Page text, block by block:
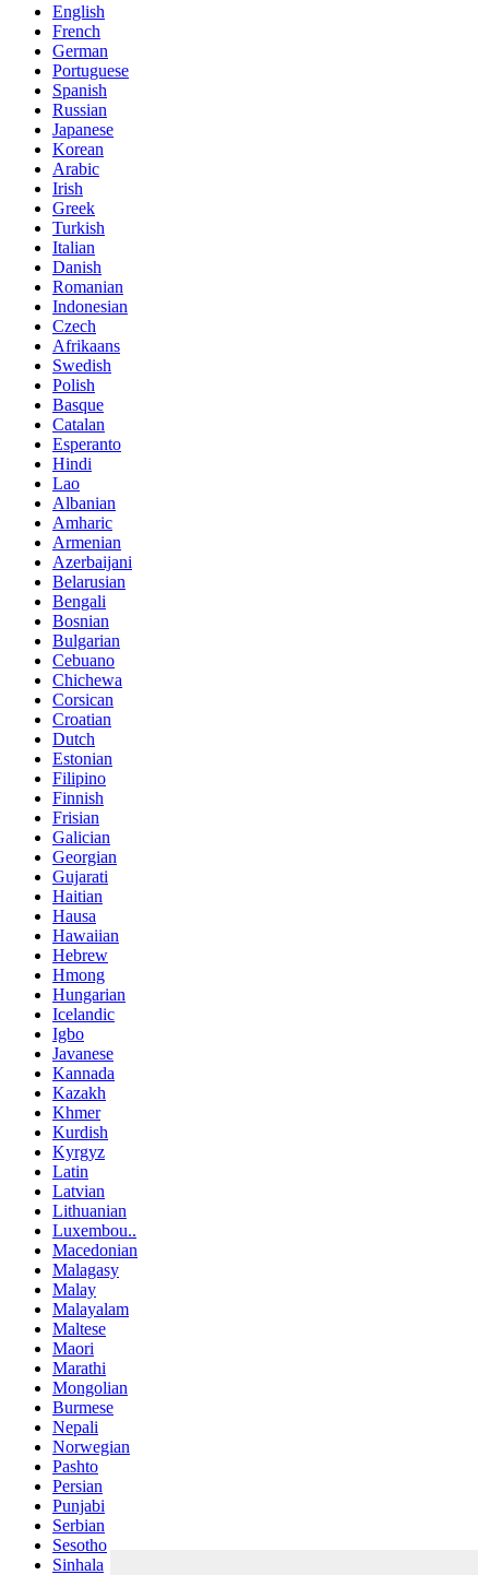
English
French
German
Portuguese
Spanish
Russian
Japanese
Korean
Arabic
Irish
Greek
Turkish
Italian
Danish
Romanian
Indonesian
Czech
Afrikaans
Swedish
Polish
Basque
Catalan
Esperanto
Hindi
Lao
Albanian
Amharic
Armenian
Azerbaijani
Belarusian
Bengali
Bosnian
Bulgarian
Cebuano
Chichewa
Corsican
Croatian
Dutch
Estonian
Filipino
Finnish
Frisian
Galician
Georgian
Gujarati
Haitian
Hausa
Hawaiian
Hebrew
Hmong
Hungarian
Icelandic
Igbo
Javanese
Kannada
Kazakh
Khmer
Kurdish
Kyrgyz
Latin
Latvian
Lithuanian
Luxembou..
Macedonian
Malagasy
Malay
Malayalam
Maltese
Maori
Marathi
Mongolian
Burmese
Nepali
Norwegian
Pashto
Persian
Punjabi
Serbian
Sesotho
Sinhala